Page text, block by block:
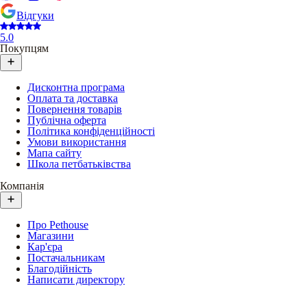
Відгуки
5.0
Покупцям
Дисконтна програма
Оплата та доставка
Повернення товарів
Публічна оферта
Політика конфіденційності
Умови використання
Мапа сайту
Школа петбатьківства
Компанія
Про Pethouse
Магазини
Кар'єра
Постачальникам
Благодійність
Написати директору